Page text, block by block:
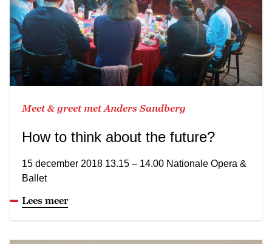
Meet & greet met Anders Sandberg
How to think about the future?
15 december 2018 13.15 – 14.00 Nationale Opera &
Ballet
Lees meer